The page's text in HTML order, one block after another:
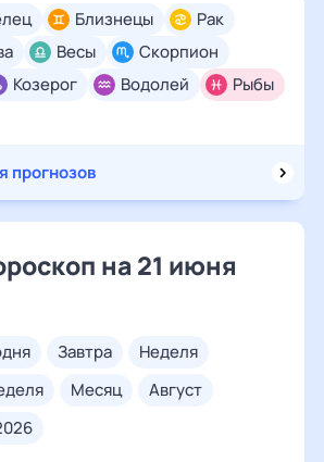
Близнецы
Рак
Весы
Скорпион
Козерог Водолей Рыбы
прогнозов
на 21 июня
завтра
неделя
месяц
август
2026